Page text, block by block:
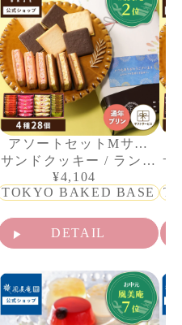
アソートセットMサイ
ズ
サンドクッキー / ラング
ドシャ
¥4,104
TOKYO BAKED BASE
DETAIL
サ